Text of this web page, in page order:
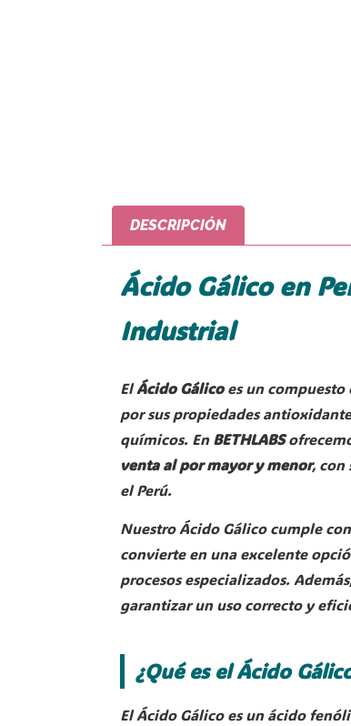
DESCRIPCIÓN
Ácido Gálico en
Industrial
ElÁcido Gálicoes un compuesto
por sus propiedades
químicos. EnBETHLABS
venta al por mayor y menor, con
el Perú.
Nuestro Ácido Gálico cumple
convierte en una excelente
procesos especializados.
garantizar un uso correcto y
¿Qué es el Ácido
El Ácido Gálico es un ácido